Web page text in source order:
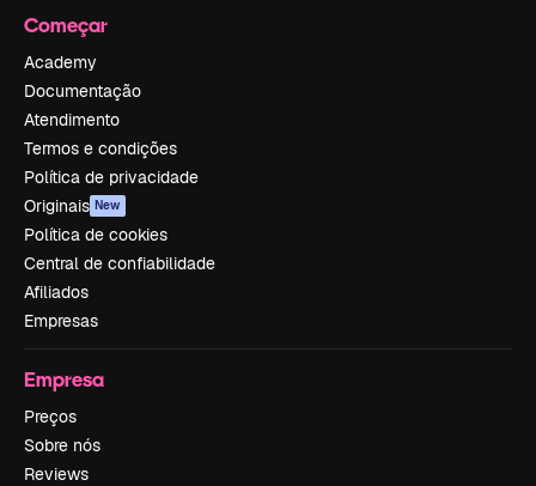
Começar
Academy
Documentação
Atendimento
Termos e condições
Política de privacidade
Originais New
Política de cookies
Central de confiabilidade
Afiliados
Empresas
Empresa
Preços
Sobre nós
Reviews